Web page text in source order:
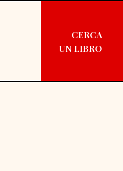
CERCA
UN LIBRO